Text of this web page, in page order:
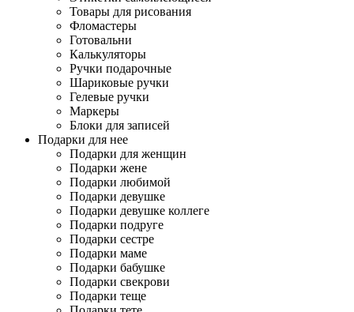
Товары для рисования
Фломастеры
Готовальни
Калькуляторы
Ручки подарочные
Шариковые ручки
Гелевые ручки
Маркеры
Блоки для записей
Подарки для нее
Подарки для женщин
Подарки жене
Подарки любимой
Подарки девушке
Подарки девушке коллеге
Подарки подруге
Подарки сестре
Подарки маме
Подарки бабушке
Подарки свекрови
Подарки теще